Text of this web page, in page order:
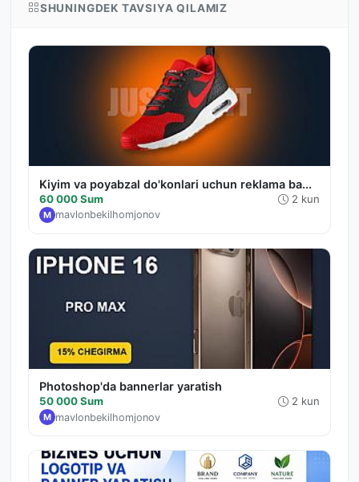
SHUNINGDEK TAVSIYA QILAMIZ
Kiyim va poyabzal do'konlari uchun reklama ba...
60 000 Sum 2 kun
M mavlonbekilhomjonov
Photoshop'da bannerlar yaratish
50 000 Sum 2 kun
M mavlonbekilhomjonov